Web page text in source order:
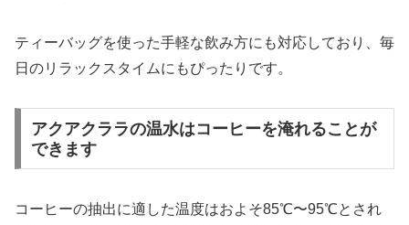
ティーバッグを使った手軽な飲み方にも対応しており、毎
日のリラックスタイムにもぴったりです。
アクアクララの温水はコーヒーを淹れることが
できます
コーヒーの抽出に適した温度はおよそ85℃〜95℃とされ